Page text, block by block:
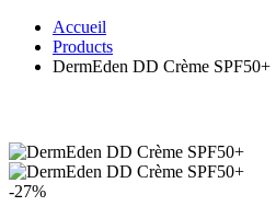
Accueil
Products
DermEden DD Crème SPF50+
-27%